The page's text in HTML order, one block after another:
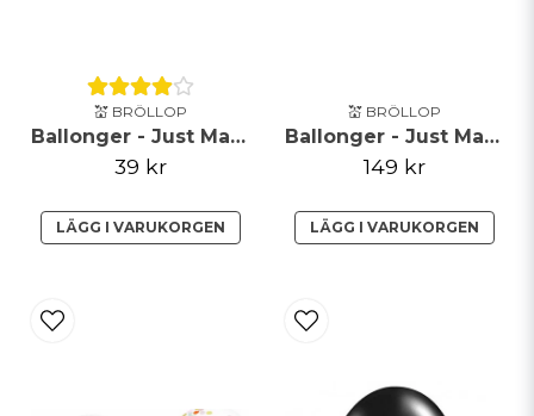
💒 BRÖLLOP
Ballonger - Just Married - Vit/Guld
39 kr
LÄGG I VARUKORGEN
💒 BRÖLLOP
Ballonger - Just Married - Vit/Guld - 50-pack
149 kr
LÄGG I VARUKORGEN